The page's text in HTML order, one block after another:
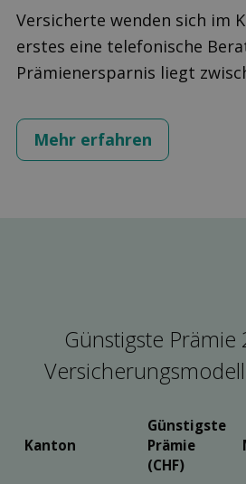
Versicherte wenden sich im
erstes eine telefonische
Prämienersparnis liegt
Mehr erfahren
Günstigste Prämie
Kanton
Günstigste
Prämie
(CHF)